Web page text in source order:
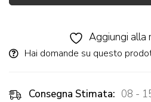
Aggiungi alla
Hai domande su questo
Consegna Stimata: 08 -